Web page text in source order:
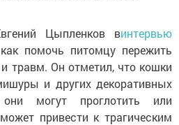
Цыпленков винтервью
помочь питомцу пережить
травм. Он отметил, что кошки
и других декоративных
могут проглотить или
привести к трагическим